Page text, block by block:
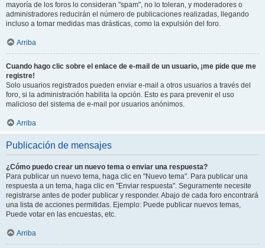
mayoría de los foros lo consideran "spam", no lo toleran, y moderadores o
administradores reducirán el número de publicaciones realizadas, llegando
incluso a tomar medidas mas drásticas, como la expulsión del foro.
Arriba
Cuando hago clic sobre el enlace de e-mail de un usuario, ¡me pide que me
registre!
Solo usuarios registrados pueden enviar e-mail a otros usuarios a través del
foro, si la administración habilita la opción. Esto es para prevenir el uso
malicioso del sistema de e-mail por usuarios anónimos.
Arriba
Publicación de mensajes
¿Cómo puedo crear un nuevo tema o enviar una respuesta?
Para publicar un nuevo tema, haga clic en "Nuevo tema". Para publicar una
respuesta a un tema, haga clic en "Enviar respuesta". Seguramente necesite
registrarse antes de poder publicar y responder. Abajo de cada foro encontrará
una lista de acciones permitidas. Ejemplo: Puede publicar nuevos temas,
Puede votar en las encuestas, etc.
Arriba